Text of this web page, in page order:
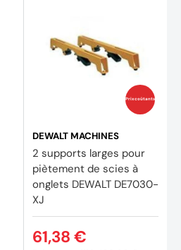
Prix coûtants
DEWALT MACHINES
2 supports larges pour
piètement de scies à
onglets DEWALT DE7030-
XJ
61,38 €